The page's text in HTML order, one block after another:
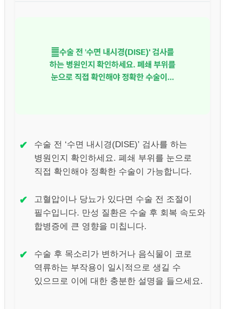
✔
수술 전 ‘수면 내시경(DISE)’ 검사를 하는
병원인지 확인하세요. 폐쇄 부위를 눈으로
직접 확인해야 정확한 수술이 가능합니다.
✔
고혈압이나 당뇨가 있다면 수술 전 조절이
필수입니다. 만성 질환은 수술 후 회복 속도와
합병증에 큰 영향을 미칩니다.
✔
수술 후 목소리가 변하거나 음식물이 코로
역류하는 부작용이 일시적으로 생길 수
있으므로 이에 대한 충분한 설명을 들으세요.